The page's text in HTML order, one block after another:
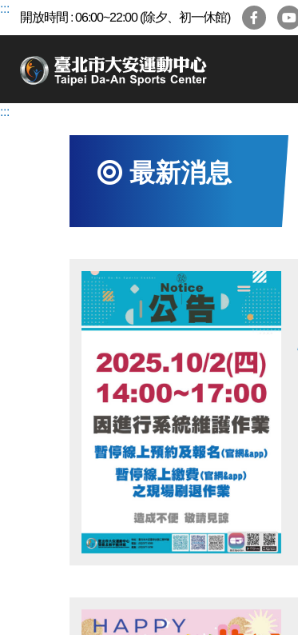
跳
區
:::
開放時間 : 06:00~22:00 (除夕、初一休館)
:::
最新消息